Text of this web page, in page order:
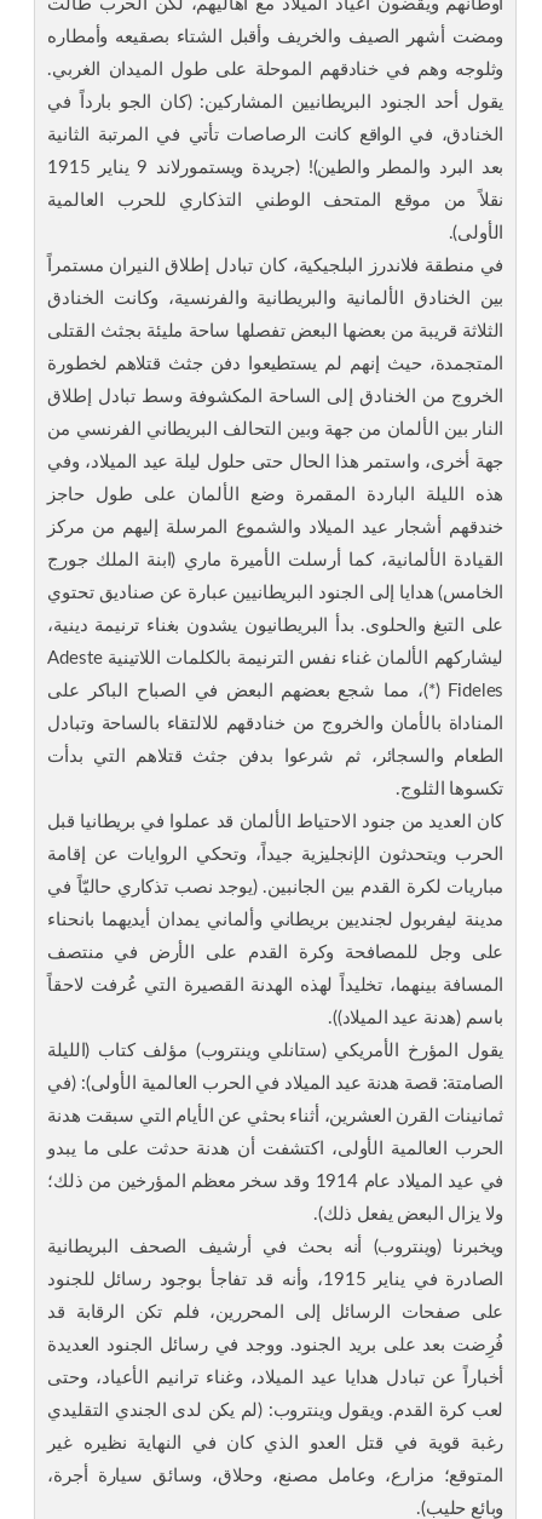
أوطانهم ويقضون أعياد الميلاد مع أهاليهم، لكن الحرب طالت
ومضت أشهر الصيف والخريف وأقبل الشتاء بصقيعه وأمطاره
وثلوجه وهم في خنادقهم الموحلة على طول الميدان الغربي.
يقول أحد الجنود البريطانيين المشاركين: (كان الجو بارداً في
الخنادق، في الواقع كانت الرصاصات تأتي في المرتبة الثانية
بعد البرد والمطر والطين)! (جريدة ويستمورلاند 9 يناير 1915
نقلاً من موقع المتحف الوطني التذكاري للحرب العالمية
الأولى).
في منطقة فلاندرز البلجيكية، كان تبادل إطلاق النيران مستمراً
بين الخنادق الألمانية والبريطانية والفرنسية، وكانت الخنادق
الثلاثة قريبة من بعضها البعض تفصلها ساحة مليئة بجثث القتلى
المتجمدة، حيث إنهم لم يستطيعوا دفن جثث قتلاهم لخطورة
الخروج من الخنادق إلى الساحة المكشوفة وسط تبادل إطلاق
النار بين الألمان من جهة وبين التحالف البريطاني الفرنسي من
جهة أخرى، واستمر هذا الحال حتى حلول ليلة عيد الميلاد، وفي
هذه الليلة الباردة المقمرة وضع الألمان على طول حاجز
خندقهم أشجار عيد الميلاد والشموع المرسلة إليهم من مركز
القيادة الألمانية، كما أرسلت الأميرة ماري (ابنة الملك جورج
الخامس) هدايا إلى الجنود البريطانيين عبارة عن صناديق تحتوي
على التبغ والحلوى. بدأ البريطانيون يشدون بغناء ترنيمة دينية،
ليشاركهم الألمان غناء نفس الترنيمة بالكلمات اللاتينية Adeste
Fideles (*)، مما شجع بعضهم البعض في الصباح الباكر على
المناداة بالأمان والخروج من خنادقهم للالتقاء بالساحة وتبادل
الطعام والسجائر، ثم شرعوا بدفن جثث قتلاهم التي بدأت
تكسوها الثلوج.
كان العديد من جنود الاحتياط الألمان قد عملوا في بريطانيا قبل
الحرب ويتحدثون الإنجليزية جيداً، وتحكي الروايات عن إقامة
مباريات لكرة القدم بين الجانبين. (يوجد نصب تذكاري حاليّاً في
مدينة ليفربول لجنديين بريطاني وألماني يمدان أيديهما بانحناء
على وجل للمصافحة وكرة القدم على الأرض في منتصف
المسافة بينهما، تخليداً لهذه الهدنة القصيرة التي عُرفت لاحقاً
باسم (هدنة عيد الميلاد)).
يقول المؤرخ الأمريكي (ستانلي وينتروب) مؤلف كتاب (الليلة
الصامتة: قصة هدنة عيد الميلاد في الحرب العالمية الأولى): (في
ثمانينات القرن العشرين، أثناء بحثي عن الأيام التي سبقت هدنة
الحرب العالمية الأولى، اكتشفت أن هدنة حدثت على ما يبدو
في عيد الميلاد عام 1914 وقد سخر معظم المؤرخين من ذلك؛
ولا يزال البعض يفعل ذلك).
ويخبرنا (وينتروب) أنه بحث في أرشيف الصحف البريطانية
الصادرة في يناير 1915، وأنه قد تفاجأ بوجود رسائل للجنود
على صفحات الرسائل إلى المحررين، فلم تكن الرقابة قد
فُرِضت بعد على بريد الجنود. ووجد في رسائل الجنود العديدة
أخباراً عن تبادل هدايا عيد الميلاد، وغناء ترانيم الأعياد، وحتى
لعب كرة القدم. ويقول وينتروب: (لم يكن لدى الجندي التقليدي
رغبة قوية في قتل العدو الذي كان في النهاية نظيره غير
المتوقع؛ مزارع، وعامل مصنع، وحلاق، وسائق سيارة أجرة،
وبائع حليب).